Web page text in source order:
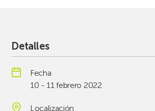
Detalles
Fecha
10 - 11 febrero 2022
Localización